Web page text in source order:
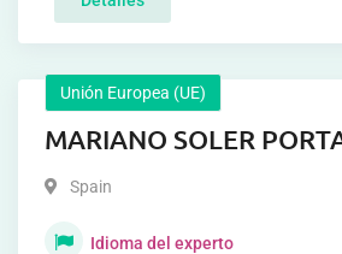
Unión Europea (UE)
MARIANO SOLER
Spain
Idioma del experto